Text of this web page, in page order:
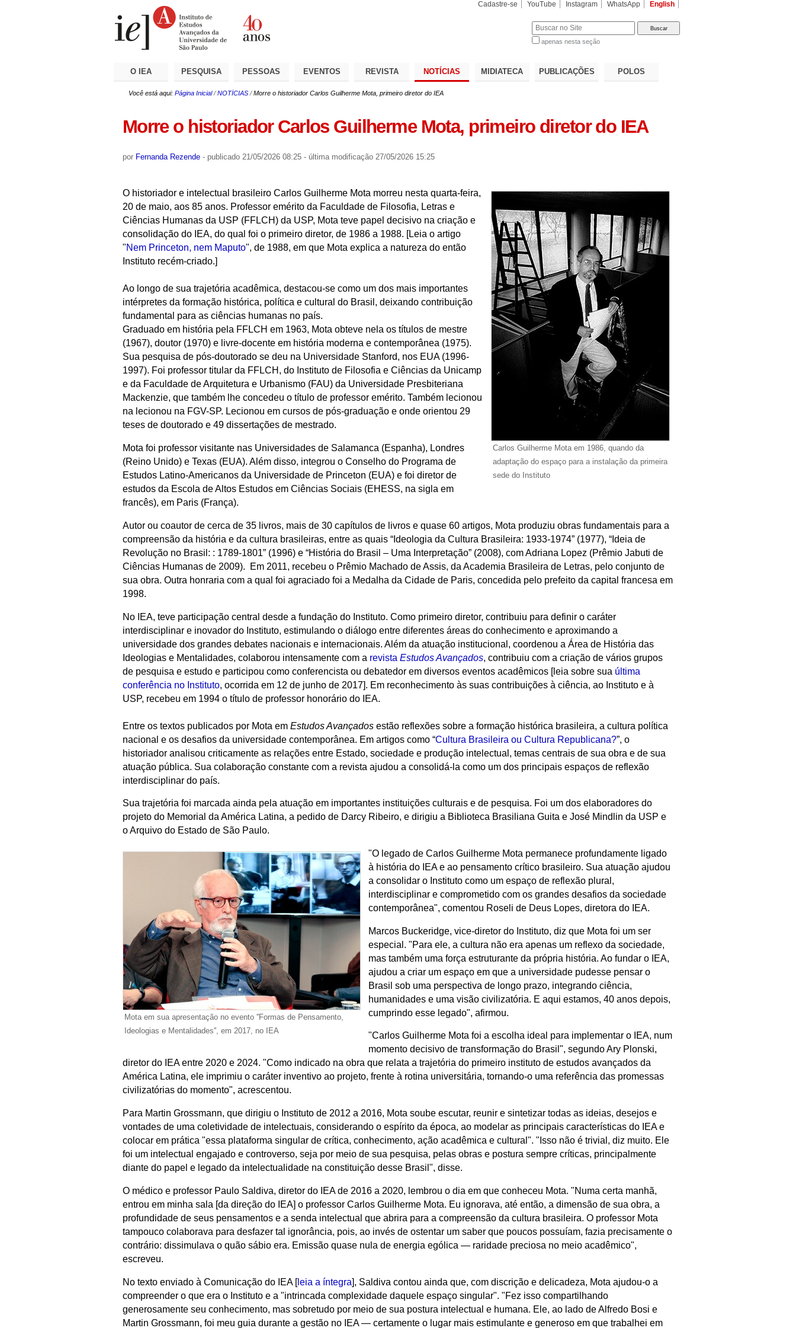
Cadastre-se YouTube Instagram WhatsApp English
apenas nesta seção
O IEA PESQUISA PESSOAS EVENTOS REVISTA NOTÍCIAS MIDIATECA PUBLICAÇÕES POLOS
Você está aqui: Página Inicial /NOTÍCIAS /Morre o historiador Carlos Guilherme Mota, primeiro diretor do IEA
Morre o historiador Carlos Guilherme Mota, primeiro diretor do IEA
por Fernanda Rezende - publicado21/05/2026 08:25 - última modificação27/05/2026 15:25
Carlos Guilherme Mota em 1986, quando da
adaptação do espaço para a instalação da primeira
sede do Instituto
O historiador e intelectual brasileiro Carlos Guilherme Mota morreu nesta quarta-feira,
20 de maio, aos 85 anos. Professor emérito da Faculdade de Filosofia, Letras e
Ciências Humanas da USP (FFLCH) da USP, Mota teve papel decisivo na criação e
consolidação do IEA, do qual foi o primeiro diretor, de 1986 a 1988. [Leia o artigo
"Nem Princeton, nem Maputo", de 1988, em que Mota explica a natureza do então
Instituto recém-criado.]
Ao longo de sua trajetória acadêmica, destacou-se como um dos mais importantes
intérpretes da formação histórica, política e cultural do Brasil, deixando contribuição
fundamental para as ciências humanas no país.
Graduado em história pela FFLCH em 1963, Mota obteve nela os títulos de mestre
(1967), doutor (1970) e livre-docente em história moderna e contemporânea (1975).
Sua pesquisa de pós-doutorado se deu na Universidade Stanford, nos EUA (1996-
1997). Foi professor titular da FFLCH, do Instituto de Filosofia e Ciências da Unicamp
e da Faculdade de Arquitetura e Urbanismo (FAU) da Universidade Presbiteriana
Mackenzie, que também lhe concedeu o título de professor emérito. Também lecionou
na lecionou na FGV-SP. Lecionou em cursos de pós-graduação e onde orientou 29
teses de doutorado e 49 dissertações de mestrado.
Mota foi professor visitante nas Universidades de Salamanca (Espanha), Londres
(Reino Unido) e Texas (EUA). Além disso, integrou o Conselho do Programa de
Estudos Latino-Americanos da Universidade de Princeton (EUA) e foi diretor de
estudos da Escola de Altos Estudos em Ciências Sociais (EHESS, na sigla em
francês), em Paris (França).
Autor ou coautor de cerca de 35 livros, mais de 30 capítulos de livros e quase 60 artigos, Mota produziu obras fundamentais para a
compreensão da história e da cultura brasileiras, entre as quais “Ideologia da Cultura Brasileira: 1933-1974” (1977), “Ideia de
Revolução no Brasil: : 1789-1801” (1996) e “História do Brasil – Uma Interpretação” (2008), com Adriana Lopez (Prêmio Jabuti de
Ciências Humanas de 2009). Em 2011, recebeu o Prêmio Machado de Assis, da Academia Brasileira de Letras, pelo conjunto de
sua obra. Outra honraria com a qual foi agraciado foi a Medalha da Cidade de Paris, concedida pelo prefeito da capital francesa em
1998.
No IEA, teve participação central desde a fundação do Instituto. Como primeiro diretor, contribuiu para definir o caráter
interdisciplinar e inovador do Instituto, estimulando o diálogo entre diferentes áreas do conhecimento e aproximando a
universidade dos grandes debates nacionais e internacionais. Além da atuação institucional, coordenou a Área de História das
Ideologias e Mentalidades, colaborou intensamente com a revista Estudos Avançados, contribuiu com a criação de vários grupos
de pesquisa e estudo e participou como conferencista ou debatedor em diversos eventos acadêmicos [leia sobre sua última
conferência no Instituto, ocorrida em 12 de junho de 2017]. Em reconhecimento às suas contribuições à ciência, ao Instituto e à
USP, recebeu em 1994 o título de professor honorário do IEA.
Entre os textos publicados por Mota em Estudos Avançadosestão reflexões sobre a formação histórica brasileira, a cultura política
nacional e os desafios da universidade contemporânea. Em artigos como “Cultura Brasileira ou Cultura Republicana?”, o
historiador analisou criticamente as relações entre Estado, sociedade e produção intelectual, temas centrais de sua obra e de sua
atuação pública. Sua colaboração constante com a revista ajudou a consolidá-la como um dos principais espaços de reflexão
interdisciplinar do país.
Sua trajetória foi marcada ainda pela atuação em importantes instituições culturais e de pesquisa. Foi um dos elaboradores do
projeto do Memorial da América Latina, a pedido de Darcy Ribeiro, e dirigiu a Biblioteca Brasiliana Guita e José Mindlin da USP e
o Arquivo do Estado de São Paulo.
Mota em sua apresentação no evento ''Formas de Pensamento,
Ideologias e Mentalidades'', em 2017, no IEA
"O legado de Carlos Guilherme Mota permanece profundamente ligado
à história do IEA e ao pensamento crítico brasileiro. Sua atuação ajudou
a consolidar o Instituto como um espaço de reflexão plural,
interdisciplinar e comprometido com os grandes desafios da sociedade
contemporânea", comentou Roseli de Deus Lopes, diretora do IEA.
Marcos Buckeridge, vice-diretor do Instituto, diz que Mota foi um ser
especial. "Para ele, a cultura não era apenas um reflexo da sociedade,
mas também uma força estruturante da própria história. Ao fundar o IEA,
ajudou a criar um espaço em que a universidade pudesse pensar o
Brasil sob uma perspectiva de longo prazo, integrando ciência,
humanidades e uma visão civilizatória. E aqui estamos, 40 anos depois,
cumprindo esse legado", afirmou.
"Carlos Guilherme Mota foi a escolha ideal para implementar o IEA, num
momento decisivo de transformação do Brasil", segundoAry Plonski,
diretor do IEA entre 2020 e 2024. "Como indicado na obra que relata a trajetória do primeiro instituto de estudos avançados da
América Latina, ele imprimiu o caráter inventivo ao projeto, frente à rotina universitária, tornando-o uma referência das promessas
civilizatórias do momento", acrescentou.
Para Martin Grossmann, que dirigiu o Instituto de 2012 a 2016, Mota soube escutar, reunir e sintetizar todas as ideias, desejos e
vontades de uma coletividade de intelectuais, considerando o espírito da época, ao modelar as principais características do IEA e
colocar em prática "essa plataforma singular de crítica, conhecimento, ação acadêmica e cultural". "Isso não é trivial, diz muito. Ele
foi um intelectual engajado e controverso, seja por meio de sua pesquisa, pelas obras e postura sempre críticas, principalmente
diante do papel e legado da intelectualidade na constituição desse Brasil", disse.
O médico e professor Paulo Saldiva, diretor do IEA de 2016 a 2020, lembrou o dia em que conheceu Mota. "Numa certa manhã,
entrou em minha sala [da direção do IEA] o professor Carlos Guilherme Mota. Eu ignorava, até então, a dimensão de sua obra, a
profundidade de seus pensamentos e a senda intelectual que abrira para a compreensão da cultura brasileira. O professor Mota
tampouco colaborava para desfazer tal ignorância, pois, ao invés de ostentar um saber que poucos possuíam, fazia precisamente o
contrário: dissimulava o quão sábio era. Emissão quase nula de energia ególica — raridade preciosa no meio acadêmico",
escreveu.
No texto enviado à Comunicação do IEA [leia a íntegra], Saldiva contou ainda que, com discrição e delicadeza, Mota ajudou-o a
compreender o que era o Instituto e a "intrincada complexidade daquele espaço singular". "Fez isso compartilhando
generosamente seu conhecimento, mas sobretudo por meio de sua postura intelectual e humana. Ele, ao lado de Alfredo Bosi e
Martin Grossmann, foi meu guia durante a gestão no IEA — certamente o lugar mais estimulante e generoso em que trabalhei em